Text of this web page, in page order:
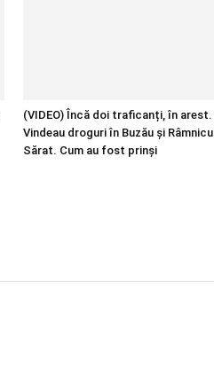
(VIDEO) Încă doi traficanți, în arest.
Vindeau droguri în Buzău și Râmnicu
Sărat. Cum au fost prinși